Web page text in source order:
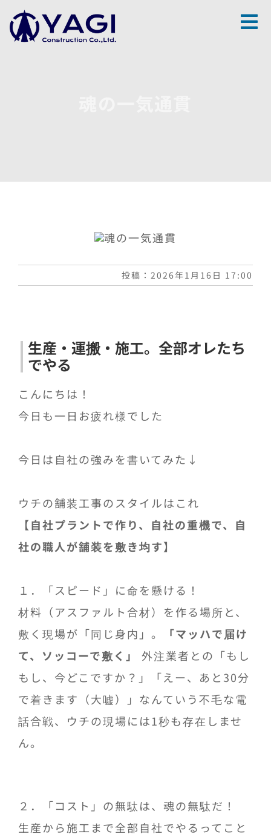
Skip
to
content
投稿：2026年1月16日 17:00
生産・運搬・施工。全部オレたち
でやる
こんにちは！
今日も一日お疲れ様でした
今日は自社の強みを書いてみた↓
ウチの舗装工事のスタイルはこれ
【自社プラントで作り、自社の重機で、自
社の職人が舗装を敷き均す】
１．「スピード」に命を懸ける！
材料（アスファルト合材）を作る場所と、
敷く現場が「同じ身内」。
「マッハで届け
て、ソッコーで敷く」
外注業者との「もし
もし、今どこですか？」「えー、あと30分
で着きます（大嘘）」なんていう不毛な電
話合戦、ウチの現場には1秒も存在しませ
ん。
２．「コスト」の無駄は、魂の無駄だ！
生産から施工まで全部自社でやるってこと